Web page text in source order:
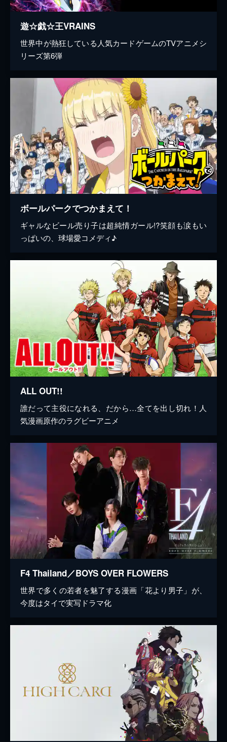
遊☆戯☆王VRAINS
世界中が熱狂している人気カードゲームのTVアニメシ
リーズ第6弾
ボールパークでつかまえて！
ギャルなビール売り子は超純情ガール!?笑顔も涙もい
っぱいの、球場愛コメディ♪
ALL OUT!!
誰だって主役になれる、だから…全てを出し切れ！人
気漫画原作のラグビーアニメ
F4 Thailand／BOYS OVER FLOWERS
世界で多くの若者を魅了する漫画「花より男子」が、
今度はタイで実写ドラマ化